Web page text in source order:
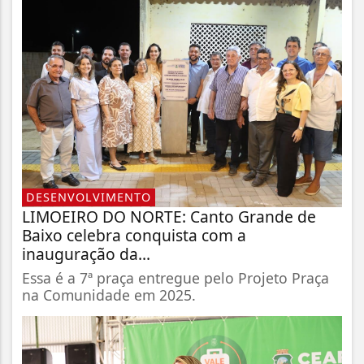
DESENVOLVIMENTO
LIMOEIRO DO NORTE: Canto Grande de
Baixo celebra conquista com a
inauguração da...
Essa é a 7ª praça entregue pelo Projeto Praça
na Comunidade em 2025.